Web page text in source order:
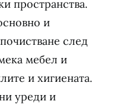
пространства.
и
след
мебел и
и хигиената.
уреди и